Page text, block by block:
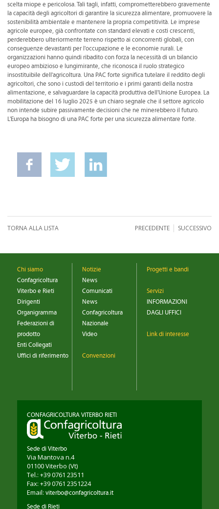
scelta miope e pericolosa. Tali tagli, infatti, comprometterebbero gravemente
la capacità degli agricoltori di garantire la sicurezza alimentare, promuovere la
sostenibilità ambientale e mantenere la propria competitività. Le imprese
agricole europee, già confrontate con standard elevati e costi crescenti,
perderebbero ulteriormente terreno rispetto ai concorrenti globali, con
conseguenze devastanti per l'occupazione e le economie rurali. Le
organizzazioni hanno quindi ribadito con forza la necessità di un bilancio
europeo ambizioso e lungimirante, che riconosca il ruolo strategico
insostituibile dell'agricoltura. Una PAC forte significa tutelare il reddito degli
agricoltori, che sono i custodi del territorio e i primi garanti della nostra
alimentazione, e salvaguardare la capacità produttiva dell'Unione Europea. La
mobilitazione del 16 luglio 2025 è un chiaro segnale che il settore agricolo
non intende subire passivamente decisioni che ne minerebbero il futuro.
L'Europa ha bisogno di una PAC forte per una sicurezza alimentare forte.
TORNA ALLA LISTA PRECEDENTE | SUCCESSIVO
Chi siamo
Confagricoltura
Viterbo e Rieti
Dirigenti
Organigramma
Federazioni di
prodotto
Enti Collegati
Uffici di riferimento
Notizie
News
Comunicati
News
Confagricoltura
Nazionale
Video
Convenzioni
Progetti e bandi
Servizi
INFORMAZIONI
DAGLI UFFICI
Link di interesse
CONFAGRICOLTURA VITERBO RIETI
Sede di Viterbo
Via Mantova n.4
01100Viterbo (Vt)
Tel.: +39 0761 23511
Fax: +39 0761 2351224
Email: viterbo@confagricoltura.it
Sede di Rieti